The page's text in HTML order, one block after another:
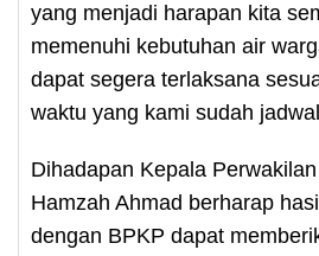
yang menjadi harapan kita
memenuhi kebutuhan air
dapat segera terlaksana
waktu yang kami sudah
Dihadapan Kepala
Hamzah Ahmad berharap
dengan BPKP dapat